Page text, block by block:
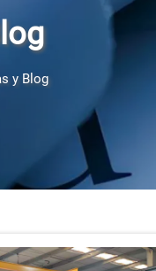
y Blog